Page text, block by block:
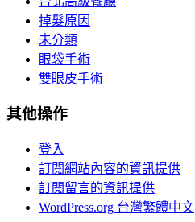
掉髮原因
未分類
眼袋手術
雙眼皮手術
其他操作
登入
訂閱網站內容的資訊提供
訂閱留言的資訊提供
WordPress.org 台灣繁體中文